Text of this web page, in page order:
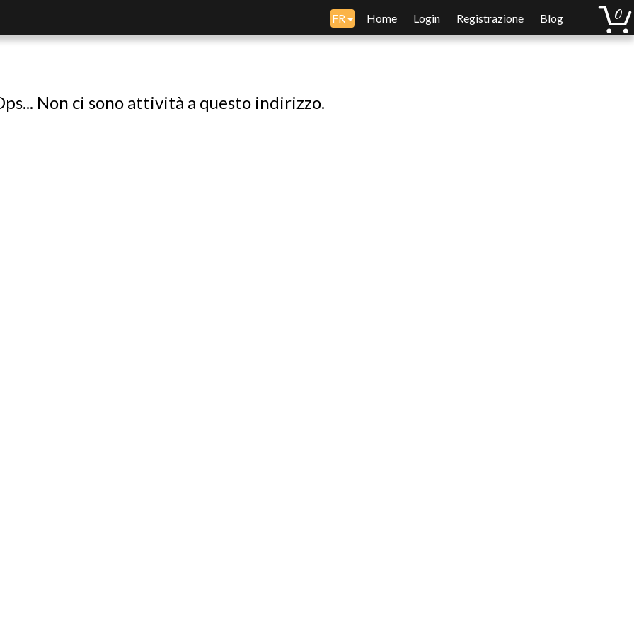
FR Home Login Registrazione Blog
Non ci sono attività a questo indirizzo.